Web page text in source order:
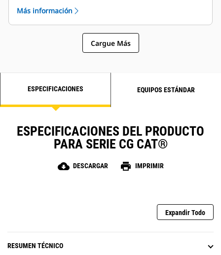
Permitir pruebas del sistema
Almacenar todos los parámetros en memoria no
Más información
Cargue Más
ESPECIFICACIONES EQUIPOS ESTÁNDAR
ESPECIFICACIONES DEL PRODUCTO
PARA SERIE CG CAT®
cloud_download DESCARGAR print IMPRIMIR
Expandir Todo
RESUMEN TÉCNICO